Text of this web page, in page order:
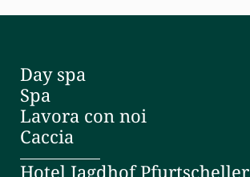
Day spa
Spa
Lavora con noi
Caccia
Hotel Jagdhof Pfurtscheller